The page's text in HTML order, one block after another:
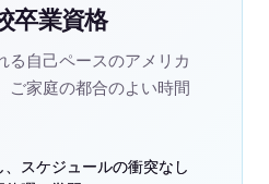
卒業資格
る自己ペースのアメリカ
ご家庭の都合のよい時間
スケジュールの衝突なし